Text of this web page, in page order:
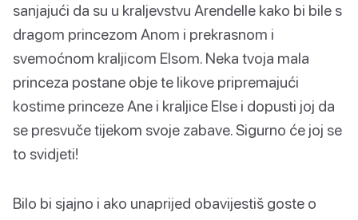
sanjajući da su u kraljevstvu Arendelle kako bi bile s
dragom princezom Anom i prekrasnom i
svemoćnom kraljicom Elsom. Neka tvoja mala
princeza postane obje te likove pripremajući
kostime princeze Ane i kraljice Else i dopusti joj da
se presvuče tijekom svoje zabave. Sigurno će joj se
to svidjeti!
Bilo bi sjajno i ako unaprijed obavijestiš goste o